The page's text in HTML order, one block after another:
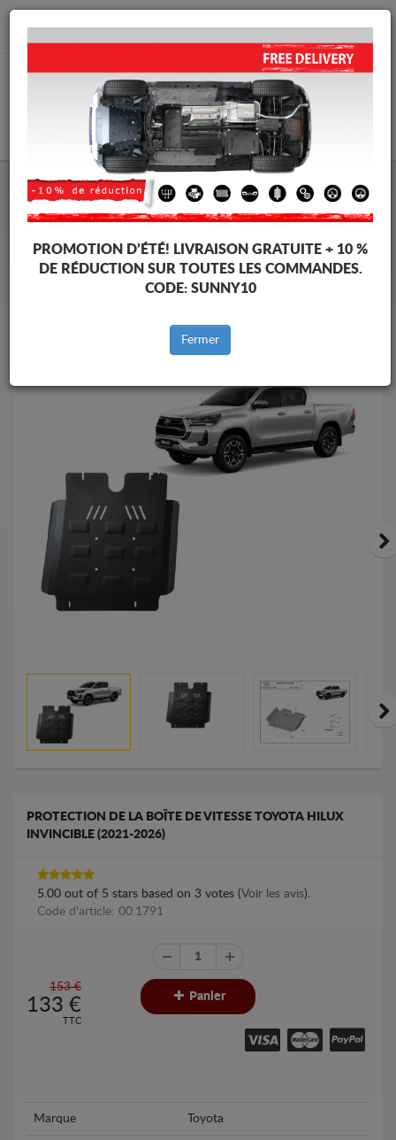
info@protectionsousmoteur.eu
Protection Sous Moteur Toyota
Protection Sous Moteur Toyota Hilux Invincible
Marques
PROTECTION DE LA BOÎTE DE VITESSE TOYOTA HILUX
INVINCIBLE (2021-2026)
5.00 out of 5 stars based on 3 votes (Voir les avis).
Code d'article: 00.1791
153 €
133 €
TTC
Panier
Marque Toyota
PROMOTION D’ÉTÉ! LIVRAISON GRATUITE + 10 %
DE RÉDUCTION SUR TOUTES LES COMMANDES.
CODE: SUNNY10
Fermer